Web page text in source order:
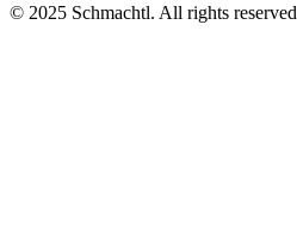
© 2025 Schmachtl. All rights reserved